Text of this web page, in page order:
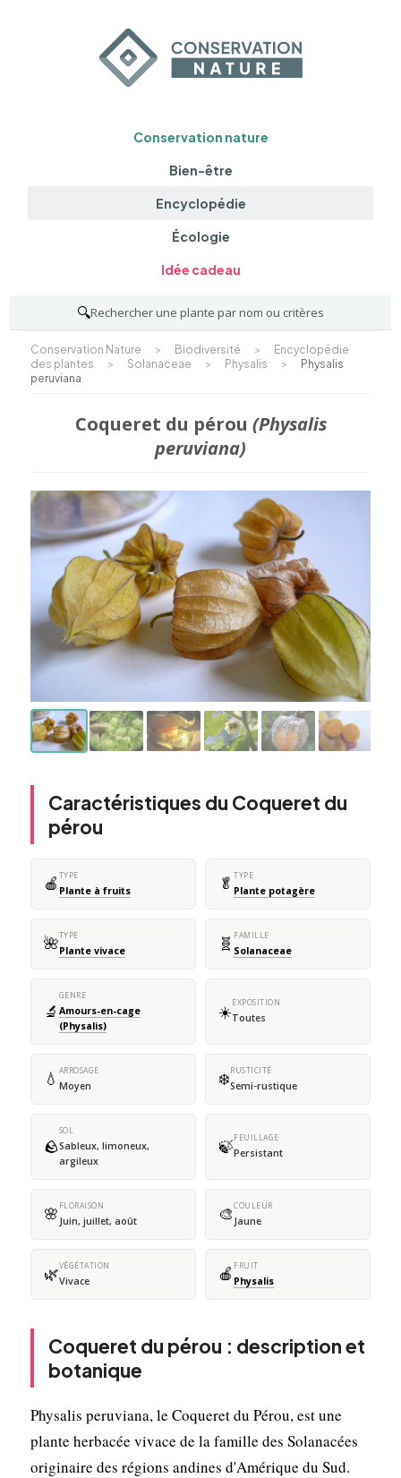
Conservation nature
Bien-être
Encyclopédie
Écologie
Idée cadeau
🔍Rechercher une plante par nom ou critères
Conservation Nature > Biodiversité >
Encyclopédie
des plantes
> Solanaceae > Physalis >
Physalis
peruviana
Coqueret du pérou (Physalis
peruviana)
Caractéristiques du Coqueret du
pérou
🍎 TYPE
Plante à fruits 🥬 TYPE
Plante potagère
🌺TYPE
Plante vivace 🧬 FAMILLE
Solanaceae
🔬
GENRE
Amours-en-cage
(Physalis)
☀️EXPOSITION
Toutes
💧 ARROSAGE
Moyen ❄️RUSTICITÉ
Semi-rustique
🪨
SOL
Sableux, limoneux,
argileux
🍃FEUILLAGE
Persistant
🌸 FLORAISON
Juin, juillet, août 🎨COULEUR
Jaune
🌿VÉGÉTATION
Vivace 🍎 FRUIT
Physalis
Coqueret du pérou : description et
botanique
Physalis peruviana, le Coqueret du Pérou, est une
plante herbacée vivace de la famille des Solanacées
originaire des régions andines d'Amérique du Sud.